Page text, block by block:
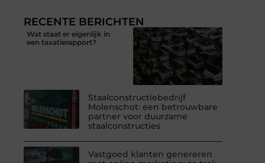
RECENTE BERICHTEN
Wat staat er eigenlijk in
een taxatierapport?
Staalconstructiebedrijf
Molenschot: een betrouwbare
partner voor duurzame
staalconstructies
Vastgoed klanten genereren